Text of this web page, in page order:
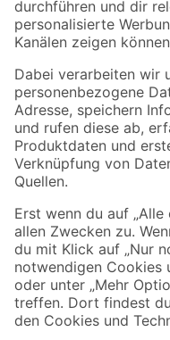
Folge uns
Zahlungsarten
Sicher einkaufen
Jetzt die toom-App